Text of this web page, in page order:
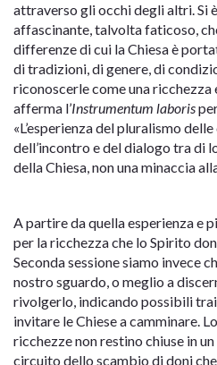
attraverso gli occhi degli altri. Si
affascinante, talvolta faticoso,
differenze di cui la Chiesa è
di tradizioni, di genere, di
riconoscerle come una ricchezza
afferma l’Instrumentum laboris
«L’esperienza del pluralismo
dell’incontro e del dialogo tra di
della Chiesa, non una minaccia
A partire da quella esperienza e
per la ricchezza che lo Spirito
Seconda sessione siamo invece
nostro sguardo, o meglio a
rivolgerlo, indicando possibili
invitare le Chiese a camminare.
ricchezze non restino chiuse in
circuito dello scambio di doni